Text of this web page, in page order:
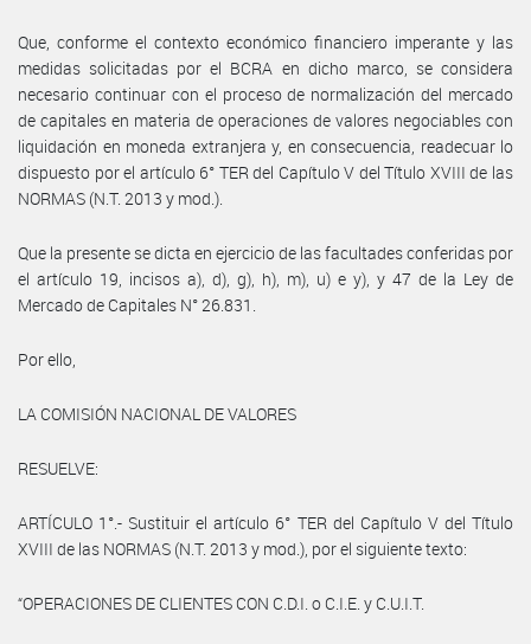
Que, conforme el contexto económico financiero imperante y las
medidas solicitadas por el BCRA en dicho marco, se considera
necesario continuar con el proceso de normalización del mercado
de capitales en materia de operaciones de valores negociables con
liquidación en moneda extranjera y, en consecuencia, readecuar lo
dispuesto por el artículo 6° TER del Capítulo V del Título XVIII de las
NORMAS (N.T. 2013 y mod.).
Que la presente se dicta en ejercicio de las facultades conferidas por
el artículo 19, incisos a), d), g), h), m), u) e y), y 47 de la Ley de
Mercado de Capitales N° 26.831.
Por ello,
LA COMISIÓN NACIONAL DE VALORES
RESUELVE:
ARTÍCULO 1°.- Sustituir el artículo 6° TER del Capítulo V del Título
XVIII de las NORMAS (N.T. 2013 y mod.), por el siguiente texto:
“OPERACIONES DE CLIENTES CON C.D.I. o C.I.E. y C.U.I.T.